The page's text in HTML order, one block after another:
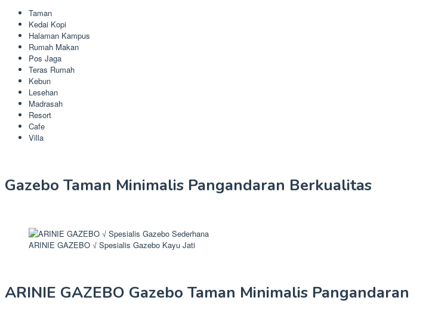
Taman
Kedai Kopi
Halaman Kampus
Rumah Makan
Pos Jaga
Teras Rumah
Kebun
Lesehan
Madrasah
Resort
Cafe
Villa
Gazebo Taman Minimalis Pangandaran Berkualitas
ARINIE GAZEBO √ Spesialis Gazebo Kayu Jati
ARINIE GAZEBO Gazebo Taman Minimalis Pangandaran